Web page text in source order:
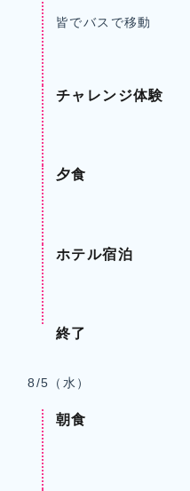
皆でバスで移動
チャレンジ体験
夕食
ホテル宿泊
終了
8/5（水）
朝食